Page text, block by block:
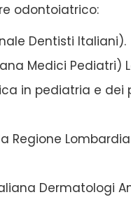
odontoiatrico:
Dentisti Italiani).
Medici Pediatri)
in pediatria e dei
Regione
Dermatologi